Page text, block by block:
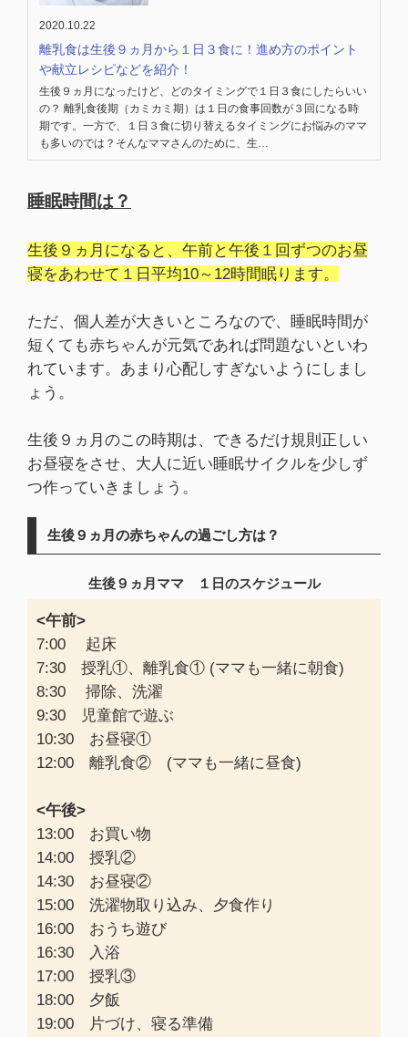
2020.10.22
離乳食は生後９ヵ月から１日３食に！進め方のポイント
や献立レシピなどを紹介！
生後９ヵ月になったけど、どのタイミングで１日３食にしたらいい
の？ 離乳食後期（カミカミ期）は１日の食事回数が３回になる時
期です。一方で、１日３食に切り替えるタイミングにお悩みのママ
も多いのでは？そんなママさんのために、生…
睡眠時間は？
生後９ヵ月になると、午前と午後１回ずつのお昼
寝をあわせて１日平均10～12時間眠ります。
ただ、個人差が大きいところなので、睡眠時間が
短くても赤ちゃんが元気であれば問題ないといわ
れています。あまり心配しすぎないようにしまし
ょう。
生後９ヵ月のこの時期は、できるだけ規則正しい
お昼寝をさせ、大人に近い睡眠サイクルを少しず
つ作っていきましょう。
生後９ヵ月の赤ちゃんの過ごし方は？
生後９ヵ月ママ １日のスケジュール
<午前>
7:00 起床
7:30 授乳①、離乳食① (ママも一緒に朝食)
8:30 掃除、洗濯
9:30 児童館で遊ぶ
10:30 お昼寝①
12:00 離乳食② (ママも一緒に昼食)
<午後>
13:00 お買い物
14:00 授乳②
14:30 お昼寝②
15:00 洗濯物取り込み、夕食作り
16:00 おうち遊び
16:30 入浴
17:00 授乳③
18:00 夕飯
19:00 片づけ、寝る準備